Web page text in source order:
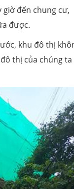
giờ đến chung cư,
được.
khu đô thị
thị của chúng ta